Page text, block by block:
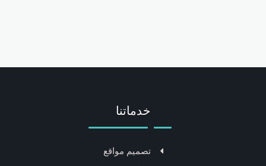
خدماتنا
تصميم مواقع